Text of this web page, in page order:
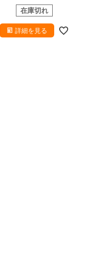
スケートボード スケボー
在庫切れ
詳細を見る